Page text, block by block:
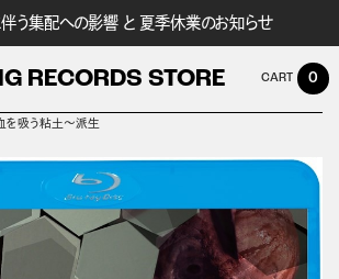
う集配への影響 と 夏季休業のお知らせ
RECORDS STORE 0
を吸う粘土～派生